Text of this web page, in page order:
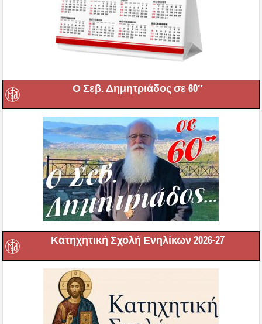
Ο Σεβ. Δημητριάδος σε 60″
Κατηχητική Σχολή Ενηλίκων 2026-27